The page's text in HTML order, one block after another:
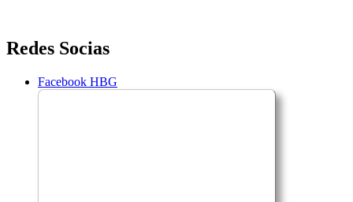
Saltar
para
conteúdo
Redes Socias
Facebook HBG